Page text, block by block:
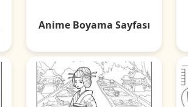
Anime Boyama Sayfası